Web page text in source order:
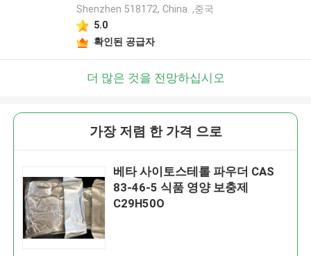
Shenzhen 518172, China. ,중국
5.0
확인된 공급자
더 많은 것을 전망하십시오
가장 저렴 한 가격 으로
베타 사이토스테롤 파우더 CAS
83-46-5 식품 영양 보충제
C29H50O